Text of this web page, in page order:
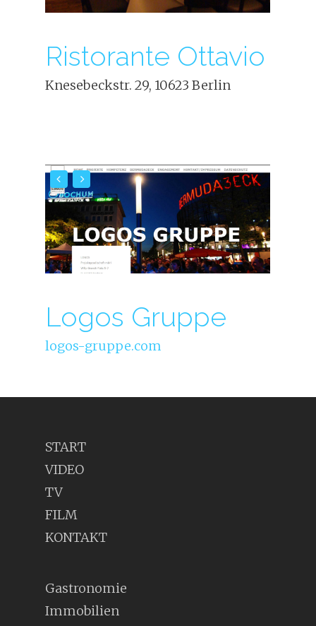
Ristorante Ottavio
Knesebeckstr. 29, 10623 Berlin
Logos Gruppe
logos-gruppe.com
START
VIDEO
TV
FILM
KONTAKT
Gastronomie
Immobilien